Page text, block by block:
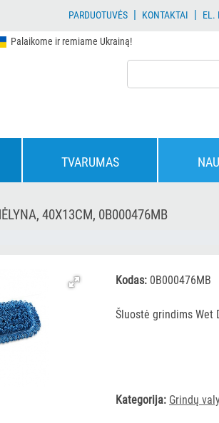
PARDUOTUVĖS| KONTAKTAI | EL.
Palaikome ir remiame Ukrainą!
TVARUMAS
40X13CM, 0B000476MB
Kodas: 0B000476MB
Šluostė grindims Wet
Kategorija: Grindų